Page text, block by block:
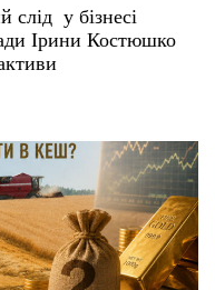
слід у бізнесі
Ірини Костюшко